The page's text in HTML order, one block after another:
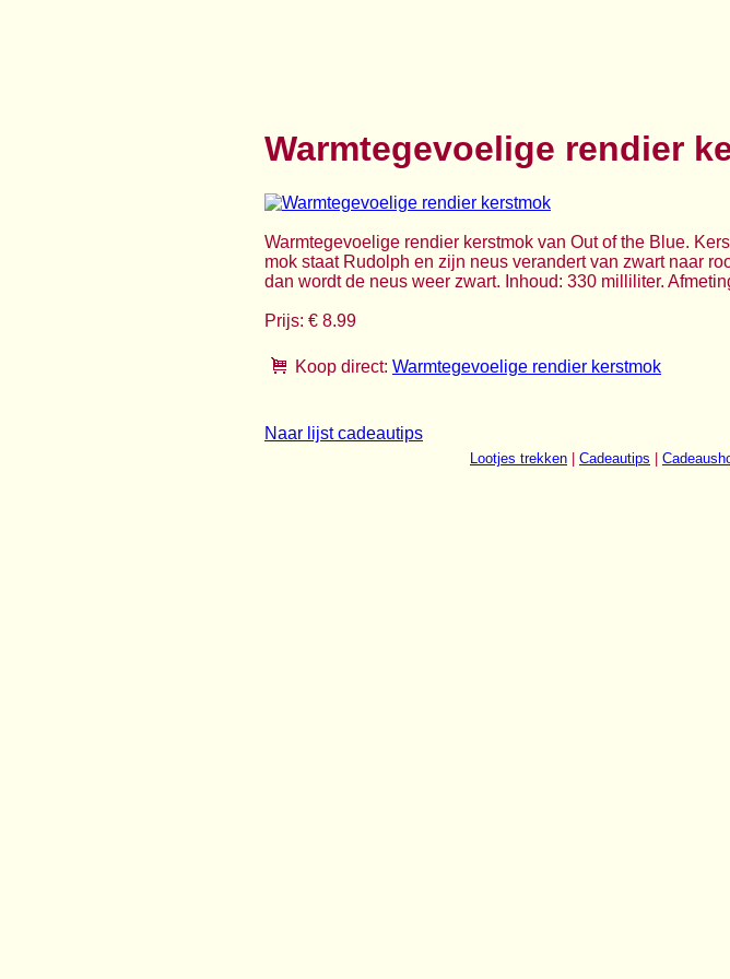
Warmtegevoelige rendier
Warmtegevoelige rendier kerstmok van Out of the Blue.
mok staat Rudolph en zijn neus verandert van zwart naar
dan wordt de neus weer zwart. Inhoud: 330 milliliter.
Prijs: € 8.99
Koop direct: Warmtegevoelige rendier kerstmok
Naar lijst cadeautips
Lootjes trekken Cadeautips